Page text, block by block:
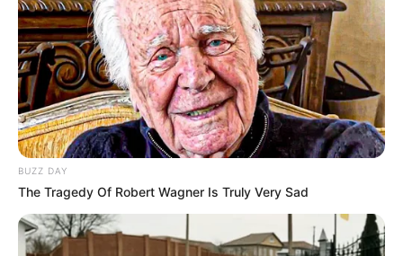
(foto: instagram/ikram_afro)
Biodata & Profil
Nama Lengkap: Ikram Rizal Attamimi
Nama Panggung: Afro TikTok, Ikram Afro
BUZZ DAY
The Tragedy Of Robert Wagner Is Truly Very Sad